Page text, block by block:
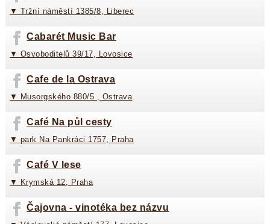
▼ Tržní náměstí 1385/8, Liberec
Cabarét Music Bar
▼ Osvoboditelů 39/17, Lovosice
Cafe de la Ostrava
▼ Musorgského 880/5 , Ostrava
Café Na půl cesty
▼ park Na Pankráci 1757, Praha
Café V lese
▼ Krymská 12, Praha
Čajovna - vinotéka bez názvu